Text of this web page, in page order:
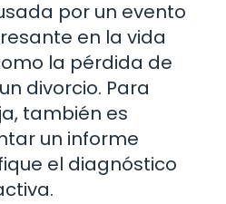
por un evento
en la vida
la pérdida de
divorcio. Para
también es
un informe
el diagnóstico